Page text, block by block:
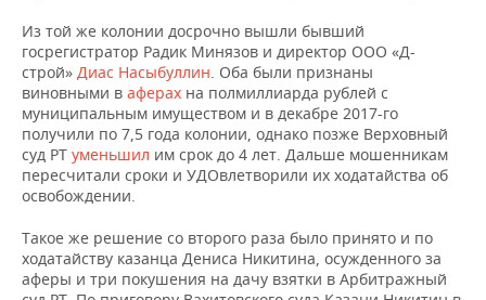
Из той же колонии досрочно вышли бывший
госрегистратор Радик Минязов и директор ООО «Д-
строй» Диас Насыбуллин . Оба были признаны
виновными в аферах на полмиллиарда рублей с
муниципальным имуществом и в декабре 2017-го
получили по 7,5 года колонии, однако позже Верховный
суд РТ уменьшил им срок до 4 лет. Дальше мошенникам
пересчитали сроки и УДОвлетворили их ходатайства об
освобождении.
Такое же решение со второго раза было принято и по
ходатайству казанца Дениса Никитина, осужденного за
аферы и три покушения на дачу взятки в Арбитражный